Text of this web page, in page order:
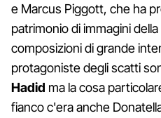
e Marcus Piggott, che ha
patrimonio di immagini
composizioni di grande
protagoniste degli scatti
Hadid ma la cosa
fianco c'era anche